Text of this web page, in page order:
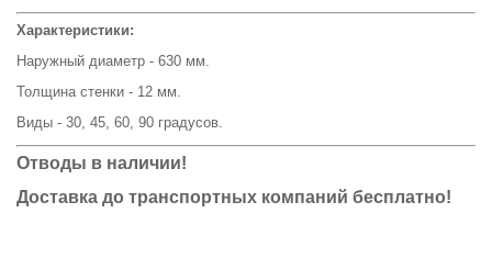
Характеристики:
Наружный диаметр - 630 мм.
Толщина стенки - 12 мм.
Виды - 30, 45, 60, 90 градусов.
Отводы в наличии!
Доставка до транспортных компаний бесплатно!